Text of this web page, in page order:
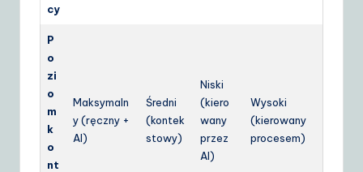
cy
P
o
zi
o
m
k
o
nt
Maksymaln
y (ręczny +
AI)
Średni
(kontek
stowy)
Niski
(kiero
wany
przez
AI)
Wysoki
(kierowany
procesem)